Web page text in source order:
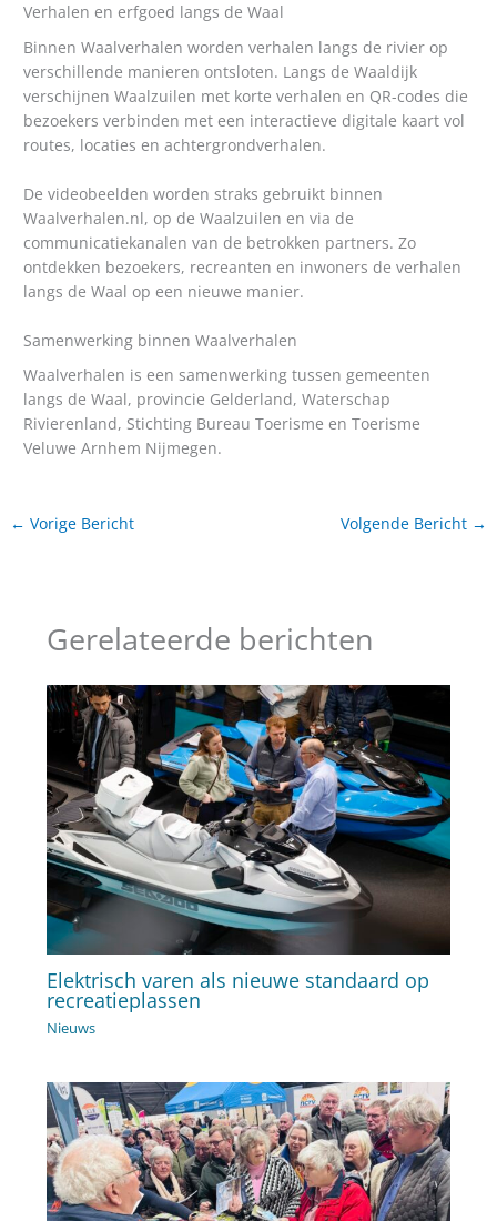
Verhalen en erfgoed langs de Waal
Binnen Waalverhalen worden verhalen langs de rivier op
verschillende manieren ontsloten. Langs de Waaldijk
verschijnen Waalzuilen met korte verhalen en QR-codes die
bezoekers verbinden met een interactieve digitale kaart vol
routes, locaties en achtergrondverhalen.
De videobeelden worden straks gebruikt binnen
Waalverhalen.nl, op de Waalzuilen en via de
communicatiekanalen van de betrokken partners. Zo
ontdekken bezoekers, recreanten en inwoners de verhalen
langs de Waal op een nieuwe manier.
Samenwerking binnen Waalverhalen
Waalverhalen is een samenwerking tussen gemeenten
langs de Waal, provincie Gelderland, Waterschap
Rivierenland, Stichting Bureau Toerisme en Toerisme
Veluwe Arnhem Nijmegen.
← Vorige Bericht Volgende Bericht →
Gerelateerde berichten
Elektrisch varen als nieuwe standaard op
recreatieplassen
Nieuws